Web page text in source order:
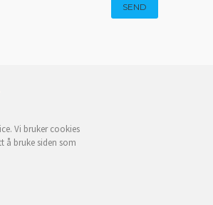
Vi bruker cookies
å bruke siden som